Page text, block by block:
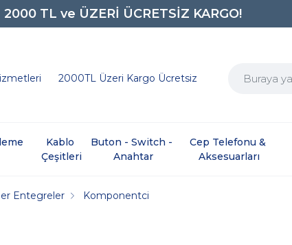
2000 TL ve ÜZERİ ÜCRETSİZ KARGO!
0850 242 0734
2000TL Üzeri Kargo Ücretsiz
Kablo
Çeşitleri
Buton - Switch -
Anahtar
Cep Telefonu &
Aksesuarları
Entegreler Komponentci